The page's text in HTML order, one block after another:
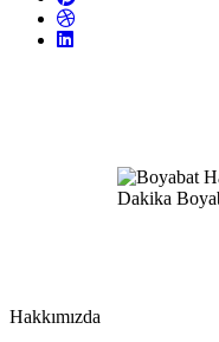
Hakkımızda